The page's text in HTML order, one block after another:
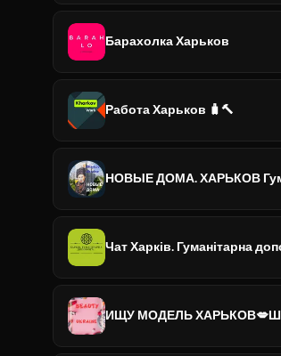
Барахолка Харьков
Работа Харьков 🧳🔨
НОВЫЕ ДОМА. ХАРЬКОВ
Чат Харків. Гуманітарна
ИЩУ МОДЕЛЬ